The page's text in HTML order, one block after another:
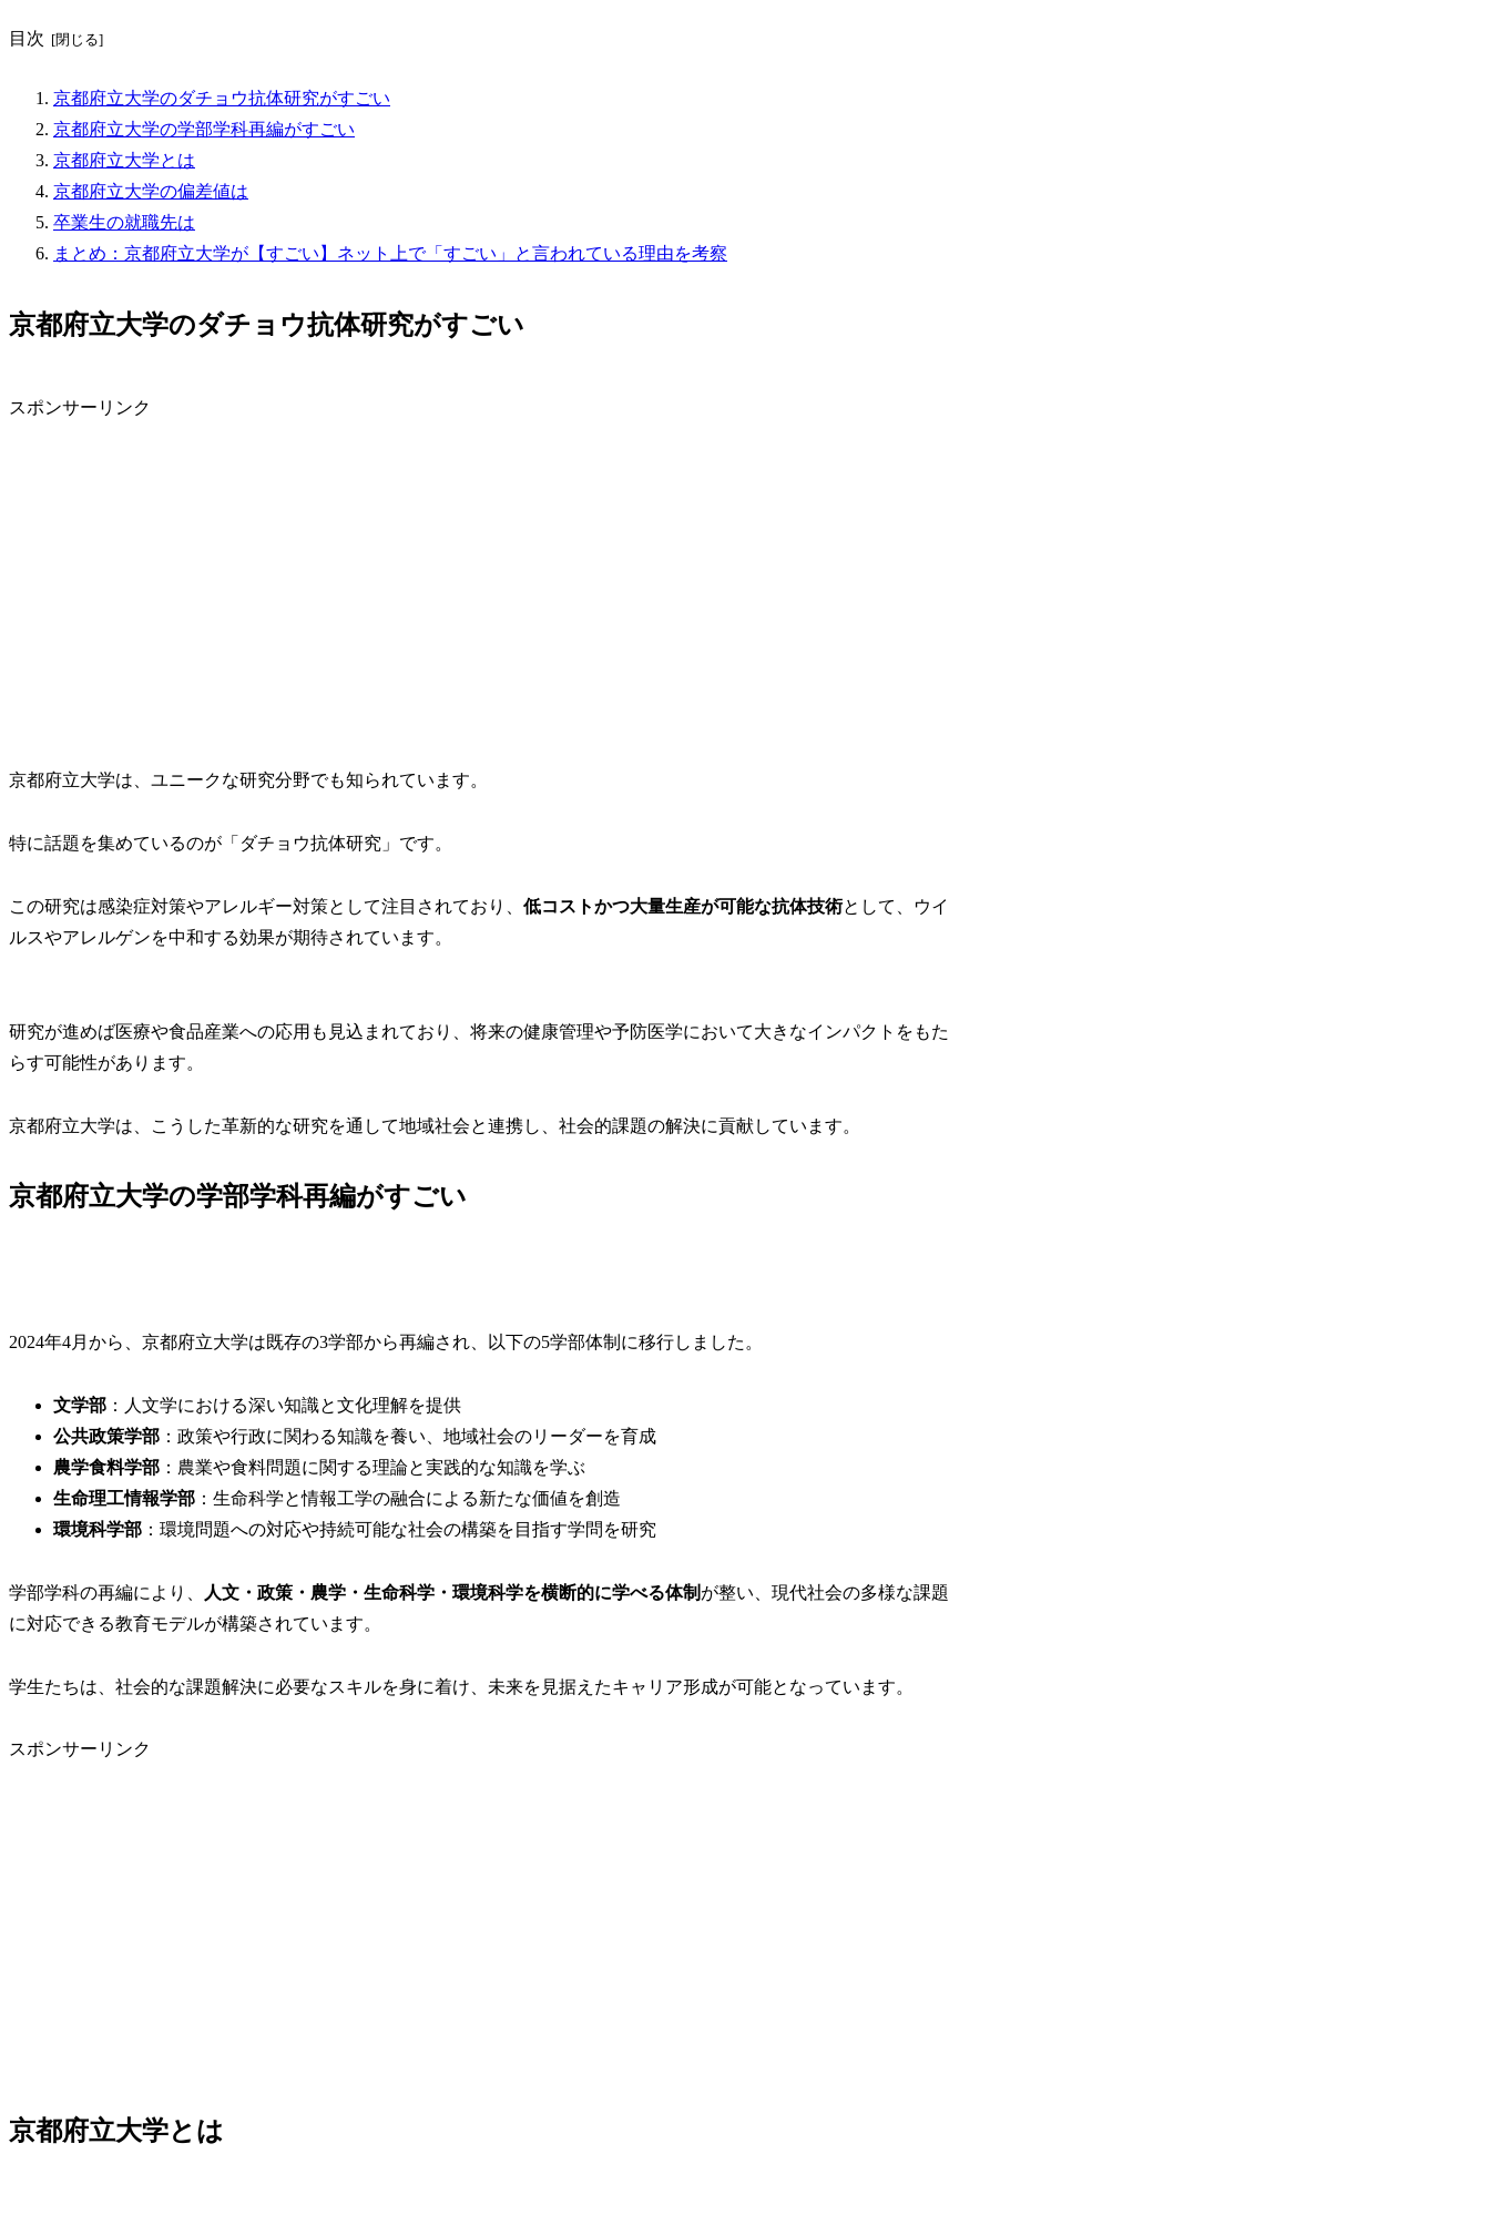
目次
京都府立大学のダチョウ抗体研究がすごい
京都府立大学の学部学科再編がすごい
京都府立大学とは
京都府立大学の偏差値は
卒業生の就職先は
まとめ：京都府立大学が【すごい】ネット上で「すごい」と言われている理由を考察
京都府立大学のダチョウ抗体研究がすごい
スポンサーリンク
京都府立大学は、ユニークな研究分野でも知られています。
特に話題を集めているのが「ダチョウ抗体研究」です。
この研究は感染症対策やアレルギー対策として注目されており、 低コストかつ大量生産が可能な抗体技術として、ウイ
ルスやアレルゲンを中和する効果が期待されています。
研究が進めば医療や食品産業への応用も見込まれており、将来の健康管理や予防医学において大きなインパクトをもた
らす可能性があります。
京都府立大学は、こうした革新的な研究を通して地域社会と連携し、社会的課題の解決に貢献しています。
京都府立大学の学部学科再編がすごい
2024年4月から、京都府立大学は既存の3学部から再編され、以下の5学部体制に移行しました。
文学部 ：人文学における深い知識と文化理解を提供
公共政策学部 ：政策や行政に関わる知識を養い、地域社会のリーダーを育成
農学食料学部 ：農業や食料問題に関する理論と実践的な知識を学ぶ
生命理工情報学部 ：生命科学と情報工学の融合による新たな価値を創造
環境科学部 ：環境問題への対応や持続可能な社会の構築を目指す学問を研究
学部学科の再編により、 人文・政策・農学・生命科学・環境科学を横断的に学べる体制 が整い、現代社会の多様な課題
に対応できる教育モデルが構築されています。
学生たちは、社会的な課題解決に必要なスキルを身に着け、未来を見据えたキャリア形成が可能となっています。
スポンサーリンク
京都府立大学とは